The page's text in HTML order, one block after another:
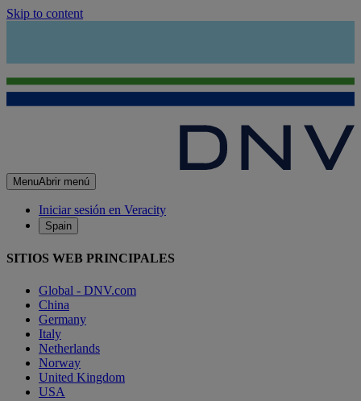
Skip to content
MenuAbrir menú
Iniciar sesión en Veracity
Spain
SITIOS WEB PRINCIPALES
Global - DNV.com
China
Germany
Italy
Netherlands
Norway
United Kingdom
USA